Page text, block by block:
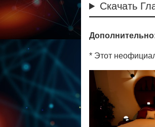
Скачать
* Этот